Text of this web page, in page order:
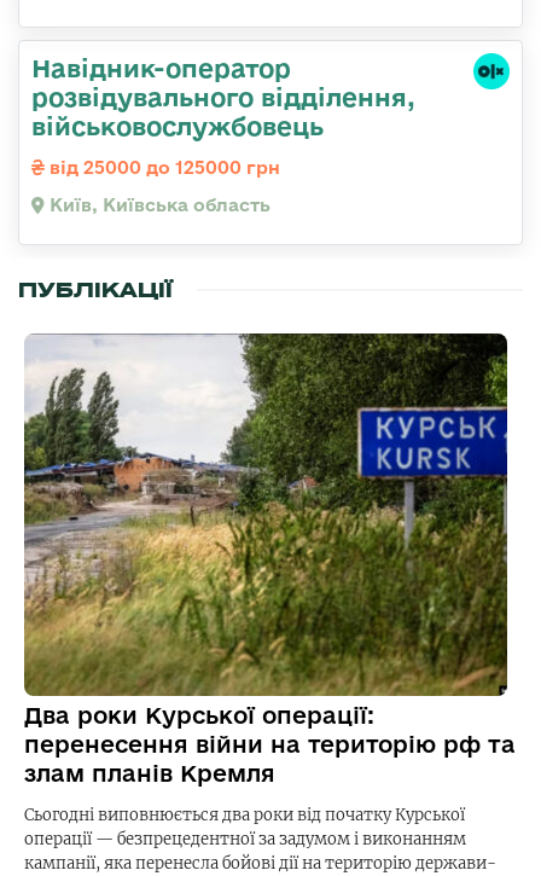
Навідник-оператор
розвідувального відділення,
військовослужбовець
від 25000 до 125000 грн
Київ, Київська область
ПУБЛІКАЦІЇ
Два роки Курської операції:
перенесення війни на територію рф та
злам планів Кремля
Сьогодні виповнюється два роки від початку Курської
операції — безпрецедентної за задумом і виконанням
кампанії, яка перенесла бойові дії на територію держави-